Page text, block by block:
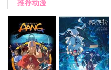
推荐动漫